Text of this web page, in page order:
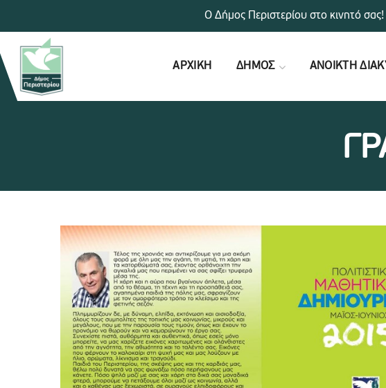
ΑΡΧΙΚΗ ΔΗΜΟΣ ΑΝΟΙΚΤΗ
Ο Δήμος Περιστερίου στο κινητό